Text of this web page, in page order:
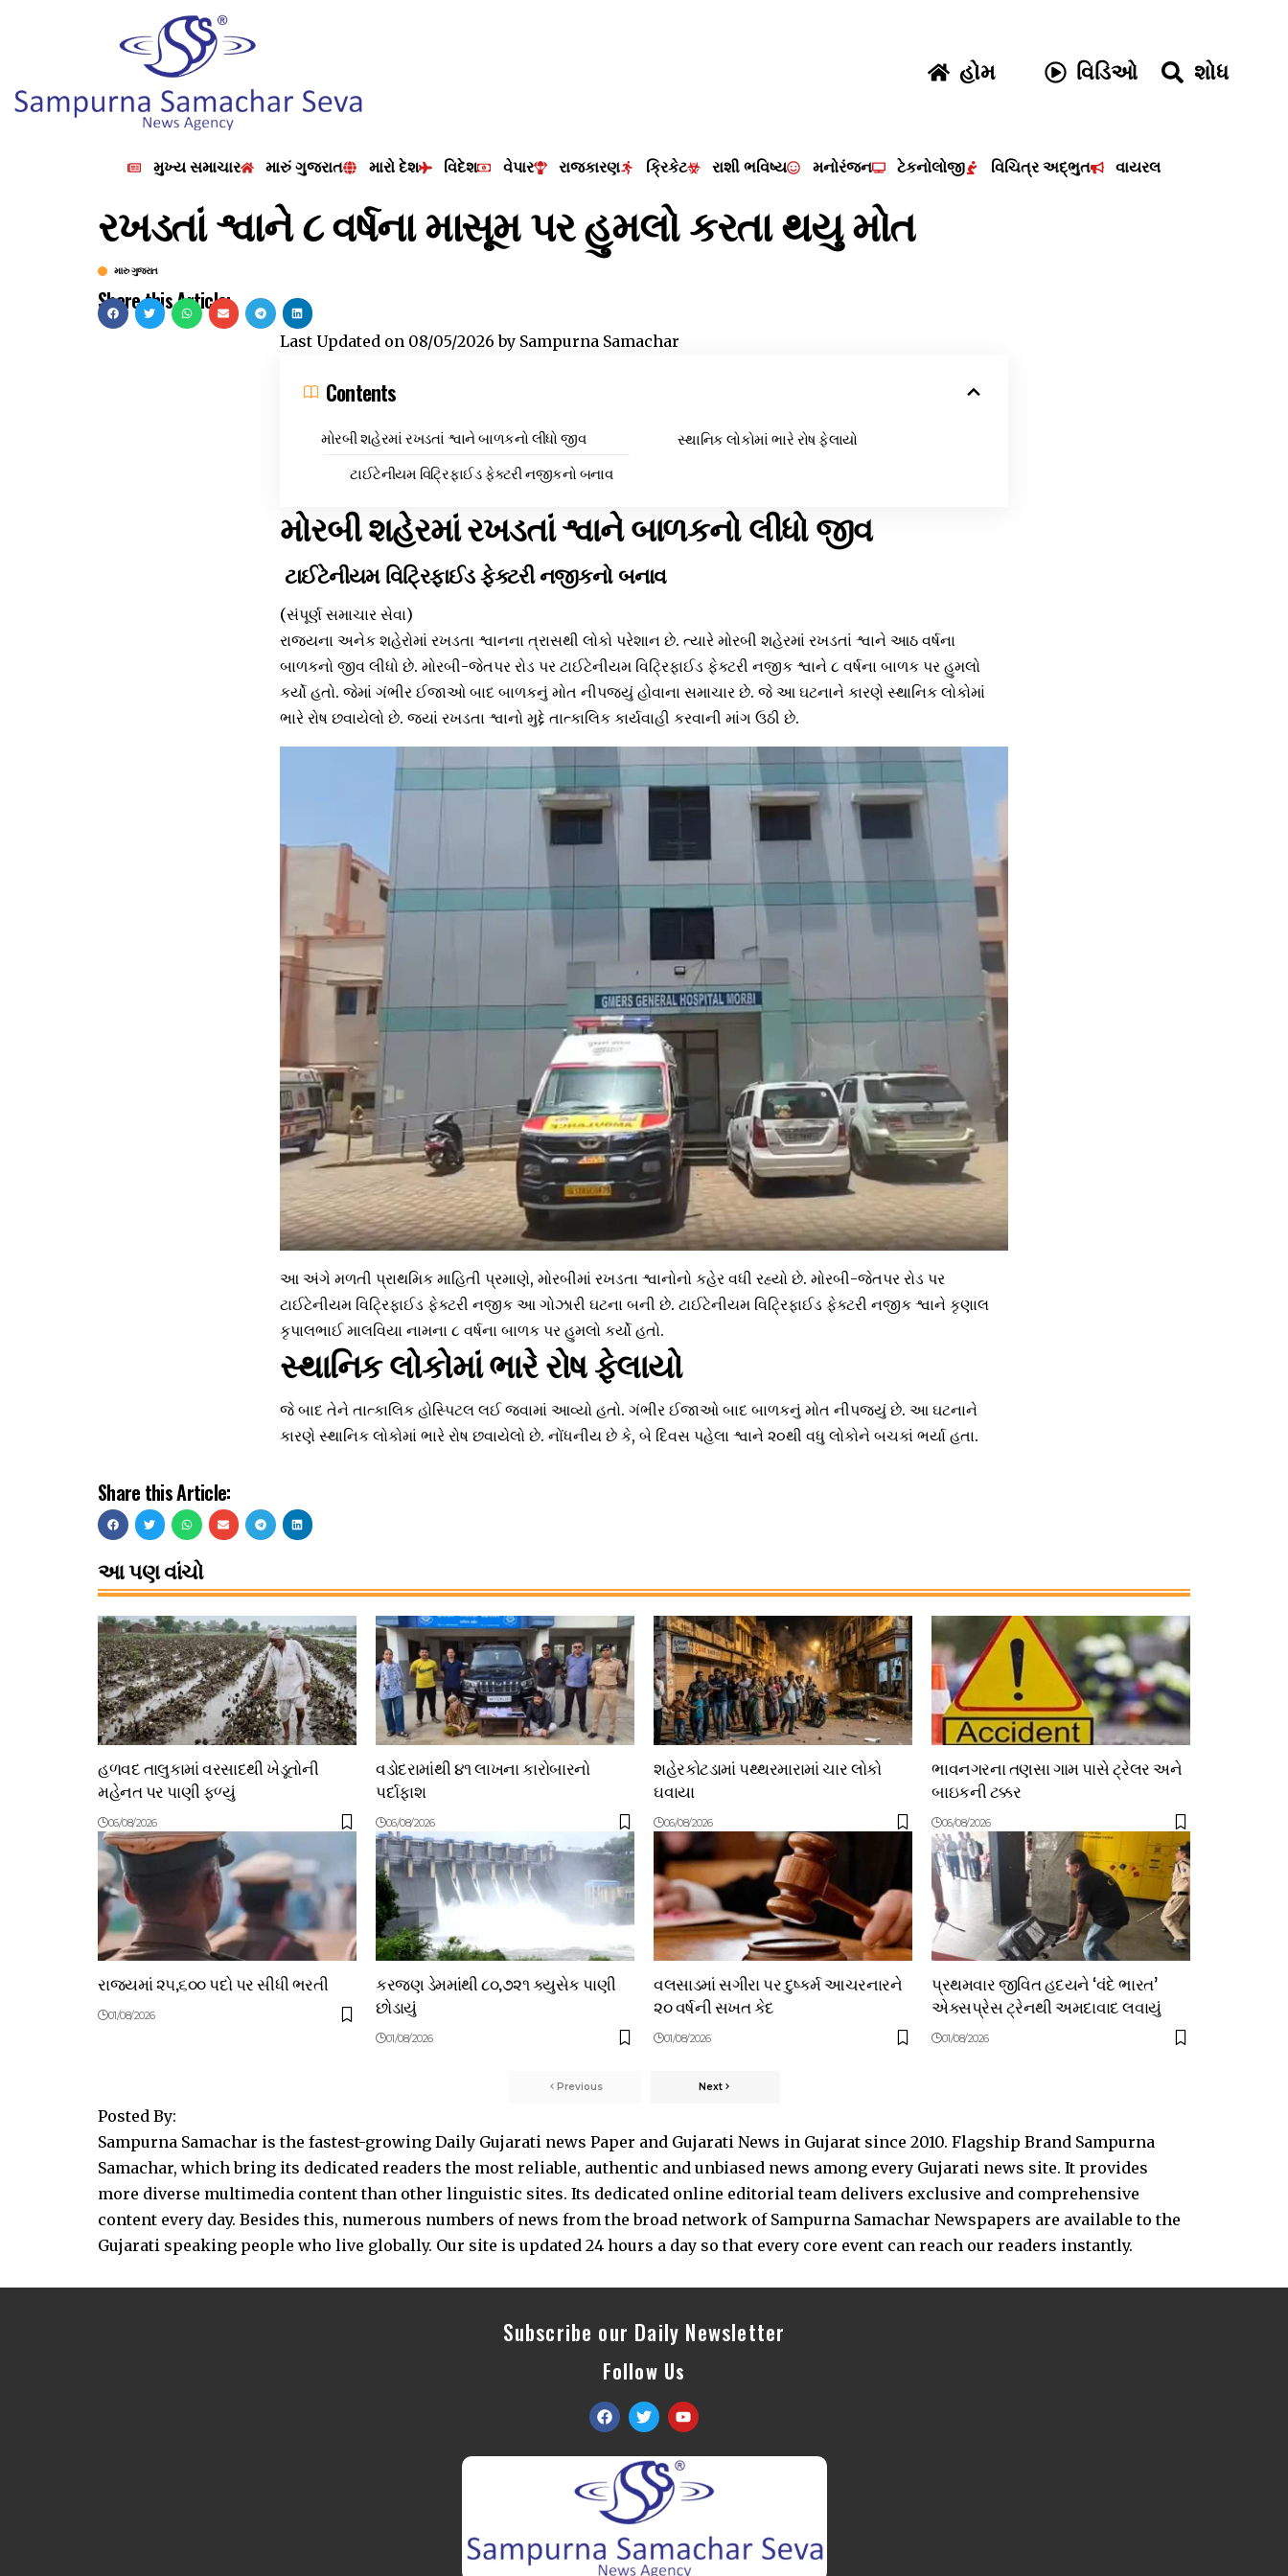
હોમ વિડિઓ શોધ
મુખ્ય સમાચાર મારું ગુજરાત મારો દેશ વિદેશ વેપાર રાજકારણ ક્રિકેટ રાશી ભવિષ્ય મનોરંજન ટેકનોલોજી વિચિત્ર અદ્ભુત વાયરલ
રખડતાં શ્વાને ૮ વર્ષના માસૂમ પર હુમલો કરતા થયુ મોત
મારુ ગુજરાત
Share this Article:
Last Updated on 08/05/2026 by Sampurna Samachar
Contents
મોરબી શહેરમાં રખડતાં શ્વાને બાળકનો લીધો જીવ
ટાઈટેનીયમ વિટ્રિફાઈડ ફેક્ટરી નજીકનો બનાવ
સ્થાનિક લોકોમાં ભારે રોષ ફેલાયો
મોરબી શહેરમાં રખડતાં શ્વાને બાળકનો લીધો જીવ
ટાઈટેનીયમ વિટ્રિફાઈડ ફેક્ટરી નજીકનો બનાવ
(સંપૂર્ણ સમાચાર સેવા)
રાજ્યના અનેક શહેરોમાં રખડતા શ્વાનના ત્રાસથી લોકો પરેશાન છે. ત્યારે મોરબી શહેરમાં રખડતાં શ્વાને આઠ વર્ષના
બાળકનો જીવ લીધો છે. મોરબી-જેતપર રોડ પર ટાઈટેનીયમ વિટ્રિફાઈડ ફેક્ટરી નજીક શ્વાને ૮ વર્ષના બાળક પર હુમલો
કર્યો હતો. જેમાં ગંભીર ઈજાઓ બાદ બાળકનું મોત નીપજ્યું હોવાના સમાચાર છે. જે આ ઘટનાને કારણે સ્થાનિક લોકોમાં
ભારે રોષ છવાયેલો છે. જ્યાં રખડતા શ્વાનો મુદ્દે તાત્કાલિક કાર્યવાહી કરવાની માંગ ઉઠી છે.
આ અંગે મળતી પ્રાથમિક માહિતી પ્રમાણે, મોરબીમાં રખડતા શ્વાનોનો કહેર વધી રહ્યો છે. મોરબી-જેતપર રોડ પર
ટાઈટેનીયમ વિટ્રિફાઈડ ફેક્ટરી નજીક આ ગોઝારી ઘટના બની છે. ટાઈટેનીયમ વિટ્રિફાઈડ ફેક્ટરી નજીક શ્વાને કૃણાલ
કૃપાલભાઈ માલવિયા નામના ૮ વર્ષના બાળક પર હુમલો કર્યો હતો.
સ્થાનિક લોકોમાં ભારે રોષ ફેલાયો
જે બાદ તેને તાત્કાલિક હોસ્પિટલ લઈ જવામાં આવ્યો હતો. ગંભીર ઈજાઓ બાદ બાળકનું મોત નીપજ્યું છે. આ ઘટનાને
કારણે સ્થાનિક લોકોમાં ભારે રોષ છવાયેલો છે. નોંધનીય છે કે, બે દિવસ પહેલા શ્વાને ૨૦થી વધુ લોકોને બચકાં ભર્યા હતા.
Share this Article:
આ પણ વાંચો
હળવદ તાલુકામાં વરસાદથી ખેડૂતોની
મહેનત પર પાણી ફળ્યું
06/08/2026
વડોદરામાંથી ૪૧ લાખના કારોબારનો
પર્દાફાશ
06/08/2026
શહેરકોટડામાં પથ્થરમારામાં ચાર લોકો
ઘવાયા
06/08/2026
ભાવનગરના તણસા ગામ પાસે ટ્રેલર અને
બાઇકની ટક્કર
06/08/2026
રાજ્યમાં ૨૫,૬૦૦ પદો પર સીધી ભરતી
01/08/2026
કરજણ ડેમમાંથી ૮૦,૭૨૧ ક્યુસેક પાણી
છોડાયું
01/08/2026
વલસાડમાં સગીરા પર દુષ્કર્મ આચરનારને
૨૦ વર્ષની સખત કેદ
01/08/2026
પ્રથમવાર જીવિત હદયને ‘વંદે ભારત’
એક્સપ્રેસ ટ્રેનથી અમદાવાદ લવાયું
01/08/2026
Previous Next
Posted By:
Sampurna Samachar is the fastest-growing Daily Gujarati news Paper and Gujarati News in Gujarat since 2010. Flagship Brand Sampurna
Samachar, which bring its dedicated readers the most reliable, authentic and unbiased news among every Gujarati news site. It provides
more diverse multimedia content than other linguistic sites. Its dedicated online editorial team delivers exclusive and comprehensive
content every day. Besides this, numerous numbers of news from the broad network of Sampurna Samachar Newspapers are available to the
Gujarati speaking people who live globally. Our site is updated 24 hours a day so that every core event can reach our readers instantly.
Subscribe our Daily Newsletter
Follow Us